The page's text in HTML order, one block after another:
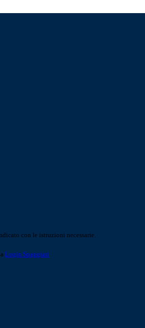
con le istruzioni necessarie.
Login Spaggiari